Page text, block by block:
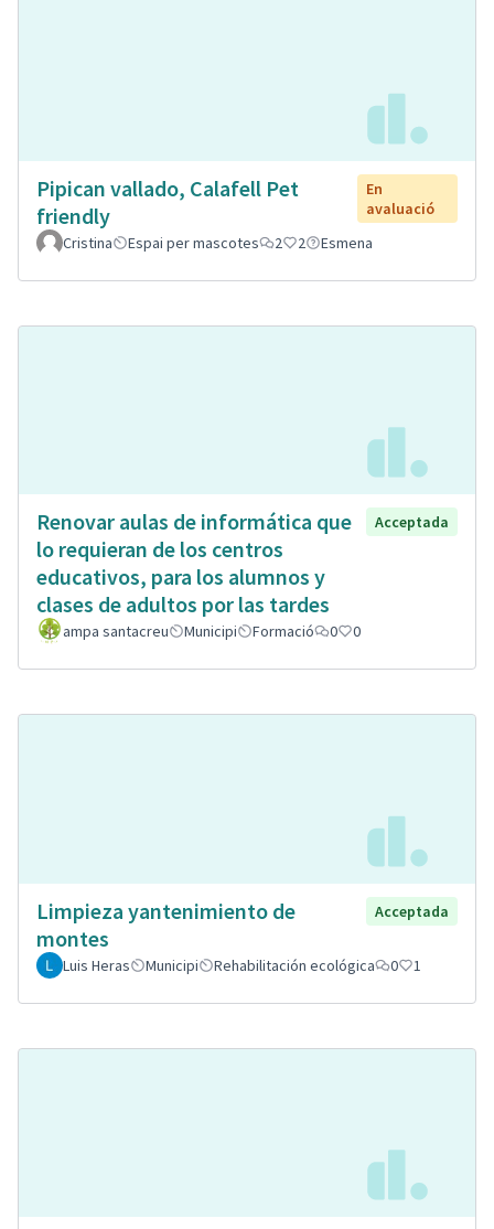
Pipican vallado, Calafell Pet
friendly
En
avaluació
Cristina
Espai per mascotes 2 2 Esmena
Renovar aulas de informática que
lo requieran de los centros
educativos, para los alumnos y
clases de adultos por las tardes
Acceptada
ampa santacreu Municipi Formació 0 0
Limpieza yantenimiento de
montes
Acceptada
Luis Heras Municipi Rehabilitación ecológica 0 1